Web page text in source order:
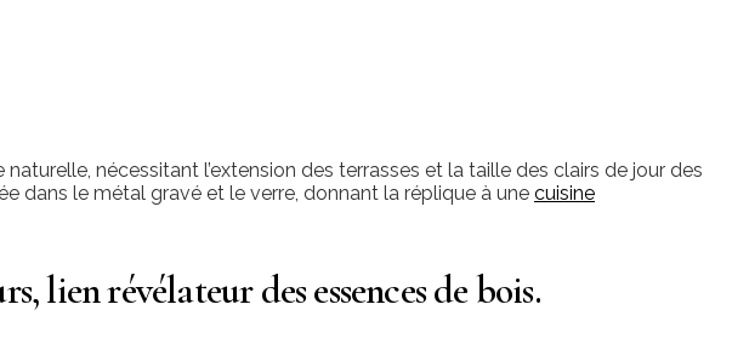
nécessitant l’extension des terrasses et la taille des clairs de jour des
dans le métal gravé et le verre, donnant la réplique à une cuisine
lien révélateur des essences de bois.